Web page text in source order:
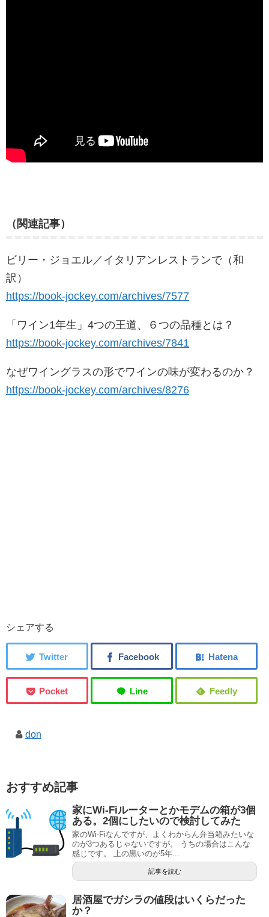
（関連記事）
ビリー・ジョエル／イタリアンレストランで（和
訳）
https://book-jockey.com/archives/7577
「ワイン1年生」4つの王道、６つの品種とは？
https://book-jockey.com/archives/7841
なぜワイングラスの形でワインの味が変わるのか？
https://book-jockey.com/archives/8276
シェアする
don
おすすめ記事
家にWi-Fiルーターとかモデムの箱が3個
ある。2個にしたいので検討してみた
家のWi-Fiなんですが、よくわからん弁当箱みたいな
のが3つあるじゃないですが。 うちの場合はこんな
感じです。 上の黒いのが5年...
記事を読む
居酒屋でガシラの値段はいくらだった
か？